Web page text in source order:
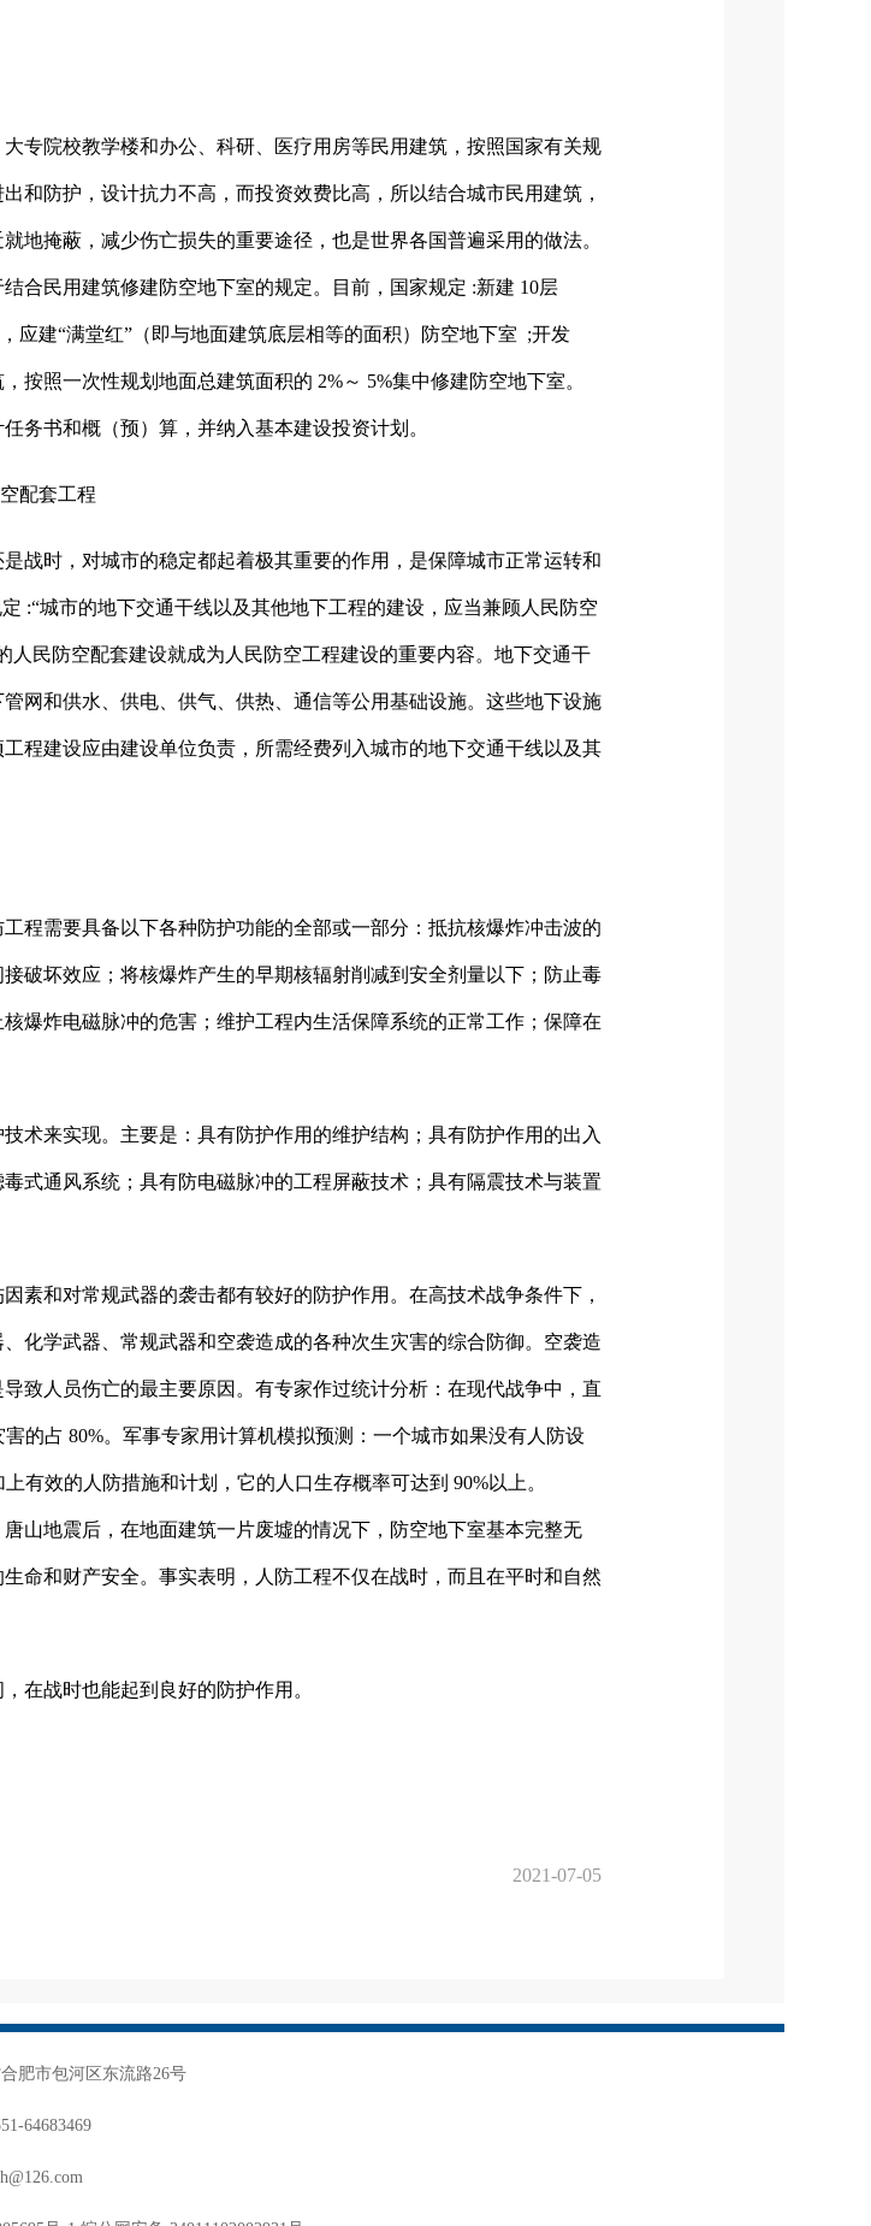
专院校教学楼和办公、科研、医疗用房等民用建筑，按照国家有关规
和防护，设计抗力不高，而投资效费比高，所以结合城市民用建筑，
地掩蔽，减少伤亡损失的重要途径，也是世界各国普遍采用的做法。
合民用建筑修建防空地下室的规定。目前，国家规定 :新建 10层
应建“满堂红”（即与地面建筑底层相等的面积）防空地下室 ;开发
按照一次性规划地面总建筑面积的 2%～ 5%集中修建防空地下室。
务书和概（预）算，并纳入基本建设投资计划。
配套工程
战时，对城市的稳定都起着极其重要的作用，是保障城市正常运转和
:“城市的地下交通干线以及其他地下工程的建设，应当兼顾人民防空
民防空配套建设就成为人民防空工程建设的重要内容。地下交通干
网和供水、供电、供气、供热、通信等公用基础设施。这些地下设施
程建设应由建设单位负责，所需经费列入城市的地下交通干线以及其
程需要具备以下各种防护功能的全部或一部分：抵抗核爆炸冲击波的
破坏效应；将核爆炸产生的早期核辐射削减到安全剂量以下；防止毒
爆炸电磁脉冲的危害；维护工程内生活保障系统的正常工作；保障在
术来实现。主要是：具有防护作用的维护结构；具有防护作用的出入
式通风系统；具有防电磁脉冲的工程屏蔽技术；具有隔震技术与装置
素和对常规武器的袭击都有较好的防护作用。在高技术战争条件下，
化学武器、常规武器和空袭造成的各种次生灾害的综合防御。空袭造
致人员伤亡的最主要原因。有专家作过统计分析：在现代战争中，直
的占 80%。军事专家用计算机模拟预测：一个城市如果没有人防设
有效的人防措施和计划，它的人口生存概率可达到 90%以上。
山地震后，在地面建筑一片废墟的情况下，防空地下室基本完整无
命和财产安全。事实表明，人防工程不仅在战时，而且在平时和自然
在战时也能起到良好的防护作用。
2021-07-05
肥市包河区东流路26号
64683469